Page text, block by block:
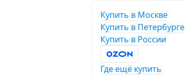
Купить в Москве
Купить в Петербурге
Купить в России
Где ещё купить